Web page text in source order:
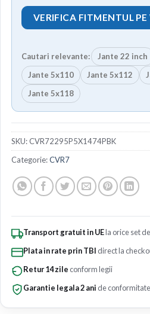
VERIFICA FITMENTUL
Cautari relevante: Jante 22 inch
Jante 5x110
Jante 5x112
Jante 5x118
SKU:CVR72295P5X1474PBK
Categorie:CVR7
Transport gratuit in UEla orice set
Plata in rate prin TBI direct la
Retur 14 zile conform legii
Garantie legala 2 ani de conformitate